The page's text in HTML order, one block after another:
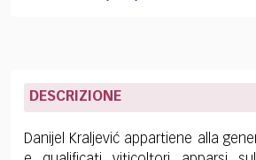
DESCRIZIONE
Danijel Kraljević appartiene alla